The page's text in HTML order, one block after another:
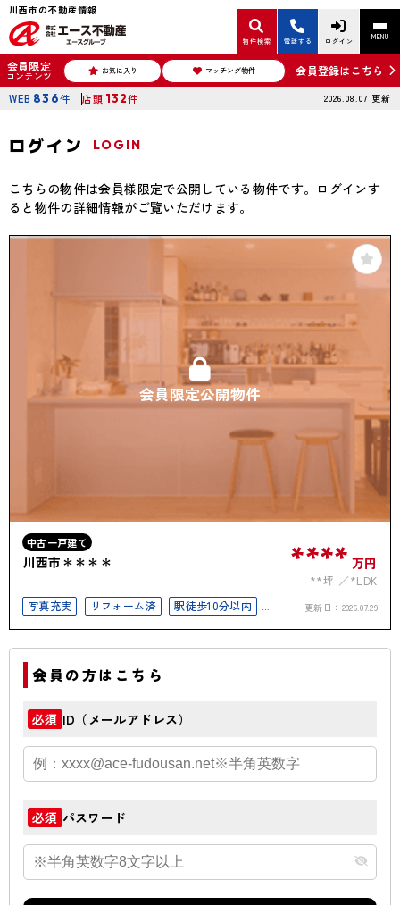
川西市の不動産情報
物件検索 電話する ログイン MENU
会員限定
コンテンツ お気に入り マッチング物件 会員登録はこちら
WEB 836件 店頭 132件 2026.08.07 更新
ログイン LOGIN
こちらの物件は会員様限定で公開している物件です。ログインす
ると物件の詳細情報がご覧いただけます。
会員限定公開物件
中古一戸建て
川西市＊＊＊＊ **** 万円
**坪
*LDK
写真充実
リフォーム済
駅徒歩10分以内
50坪以上
更新日： 2026.07.29
会員の方はこちら
必須 ID（メールアドレス）
必須 パスワード